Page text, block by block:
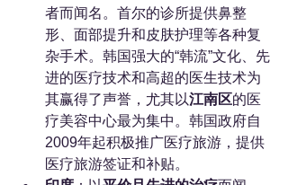
者而闻名。首尔的诊所提供鼻整
形、面部提升和皮肤护理等各种复
杂手术。韩国强大的“韩流”文化、先
进的医疗技术和高超的医生技术为
其赢得了声誉，尤其以江南区的医
疗美容中心最为集中。韩国政府自
2009年起积极推广医疗旅游，提供
医疗旅游签证和补贴。